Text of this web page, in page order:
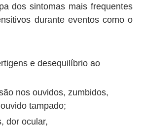
dos sintomas mais frequentes
durante eventos como o
e desequilíbrio ao
nos ouvidos, zumbidos,
tampado;
dor ocular,